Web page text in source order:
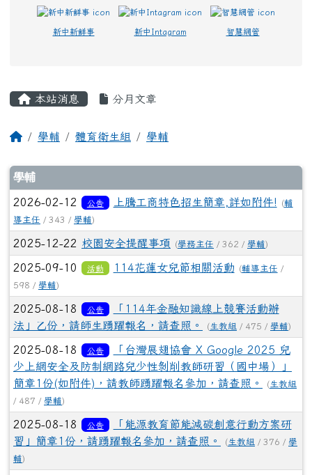
新中新鮮事 新中Intagram 智慧網管
本站消息 分月文章
回首頁
學輔 體育衛生組 學輔
文章列表
學輔
2026-02-12 公告 上騰工商特色招生簡章,詳如附件! (輔
導主任 / 343 / 學輔)
2025-12-22 校園安全提醒事項 (學務主任 / 362 / 學輔)
2025-09-10 活動 114花蓮女兒節相關活動 (輔導主任 /
598 / 學輔)
2025-08-18 公告
「114年金融知識線上競賽活動辦
法」乙份，請師生踴躍報名，請查照。
(生教組 / 475 / 學輔)
2025-08-18 公告
「台灣展翅協會 X Google 2025 兒
少上網安全及防制網路兒少性剝削教師研習（國中場）」
簡章1份(如附件)，請教師踴躍報名參加，請查照。
(生教組
/ 487 / 學輔)
2025-08-18 公告
「能源教育節能減碳創意行動方案研
習」簡章1份，請踴躍報名參加，請查照。
(生教組 / 376 / 學
輔)